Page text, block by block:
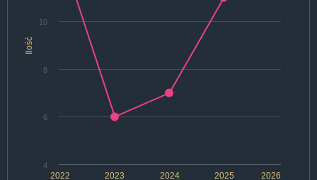
Ilość
2022 2024 2026
2023 2025
4
6
8
10